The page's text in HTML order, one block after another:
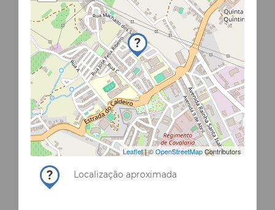
Leaflet| ©OpenStreetMapContributors
Localização aproximada